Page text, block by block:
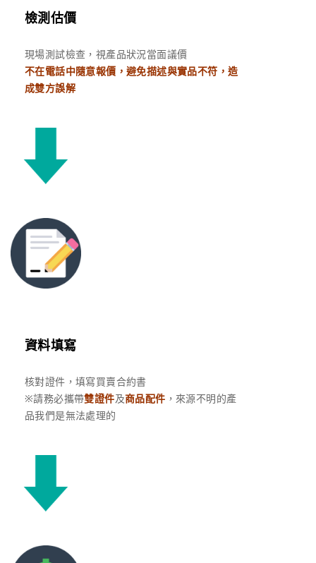
檢測估價
現場測試檢查，視產品狀況當面議價
不在電話中隨意報價，避免描述與實品不符，造
成雙方誤解
資料填寫
核對證件，填寫買賣合約書
※請務必攜帶雙證件及商品配件 ，來源不明的產
品我們是無法處理的